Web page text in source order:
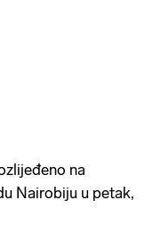
na
Nairobiju u petak,